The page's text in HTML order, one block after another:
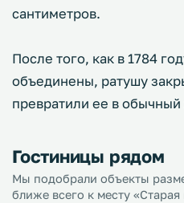
сантиметров.
После того, как в 1784
объединены, ратушу
превратили ее в
Гостиницы рядом
Мы подобрали объекты
ближе всего к месту